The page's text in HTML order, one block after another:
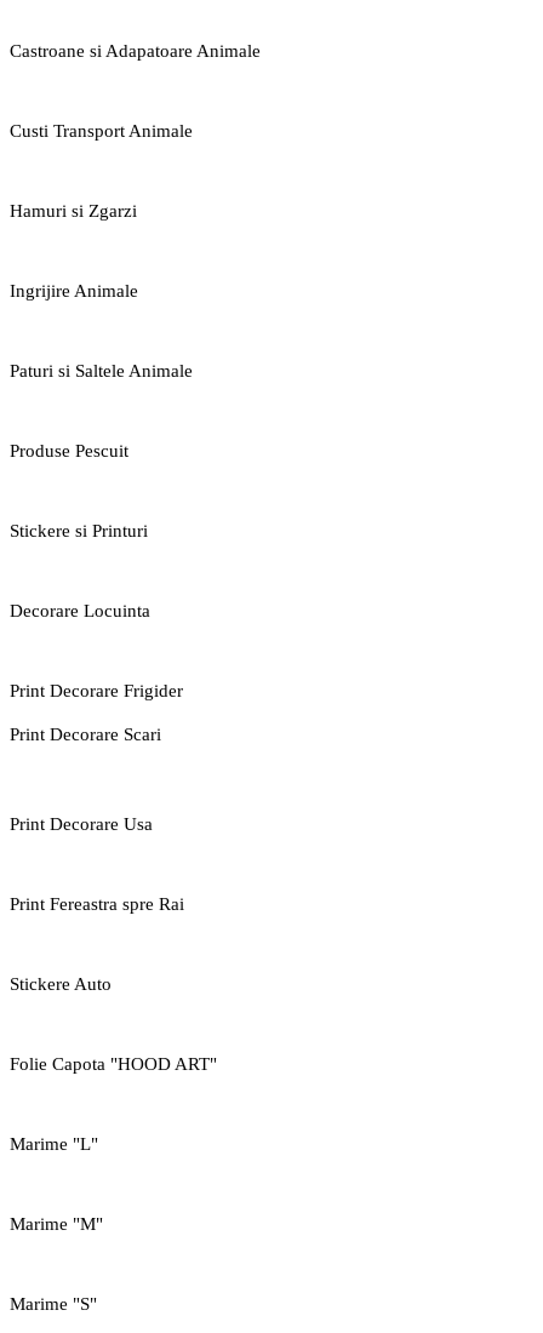
Castroane si Adapatoare Animale
Custi Transport Animale
Hamuri si Zgarzi
Ingrijire Animale
Paturi si Saltele Animale
Produse Pescuit
Stickere si Printuri
Decorare Locuinta
Print Decorare Frigider
Print Decorare Scari
Print Decorare Usa
Print Fereastra spre Rai
Stickere Auto
Folie Capota "HOOD ART"
Marime "L"
Marime "M"
Marime "S"